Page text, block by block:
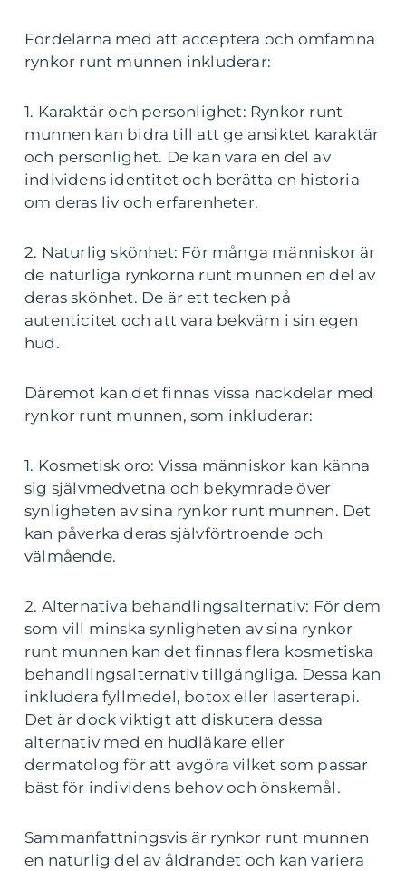
Fördelarna med att acceptera och omfamna
rynkor runt munnen inkluderar:
1. Karaktär och personlighet: Rynkor runt
munnen kan bidra till att ge ansiktet karaktär
och personlighet. De kan vara en del av
individens identitet och berätta en historia
om deras liv och erfarenheter.
2. Naturlig skönhet: För många människor är
de naturliga rynkorna runt munnen en del av
deras skönhet. De är ett tecken på
autenticitet och att vara bekväm i sin egen
hud.
Däremot kan det finnas vissa nackdelar med
rynkor runt munnen, som inkluderar:
1. Kosmetisk oro: Vissa människor kan känna
sig självmedvetna och bekymrade över
synligheten av sina rynkor runt munnen. Det
kan påverka deras självförtroende och
välmående.
2. Alternativa behandlingsalternativ: För dem
som vill minska synligheten av sina rynkor
runt munnen kan det finnas flera kosmetiska
behandlingsalternativ tillgängliga. Dessa kan
inkludera fyllmedel, botox eller laserterapi.
Det är dock viktigt att diskutera dessa
alternativ med en hudläkare eller
dermatolog för att avgöra vilket som passar
bäst för individens behov och önskemål.
Sammanfattningsvis är rynkor runt munnen
en naturlig del av åldrandet och kan variera